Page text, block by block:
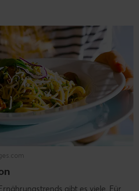
gibt es viele. Für